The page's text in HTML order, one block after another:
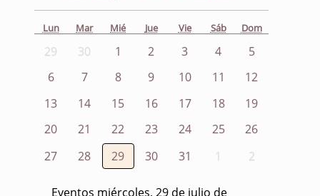
Lun Mar Mié Jue Vie Sáb Dom
29 30 1 2 3 4
5
6
7 8 9 10 11
12
13
14 15 16 17 18
19
20
21 22 23 24 25
26
27
28 29 30 31 1 2
Eventos miércoles, 29 de julio de